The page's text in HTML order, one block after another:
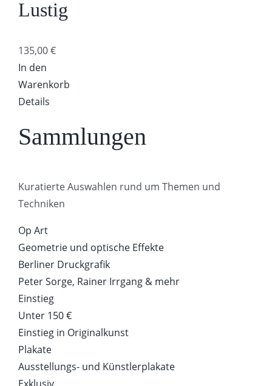
Lustig
135,00€
In den
Warenkorb
Details
Sammlungen
Kuratierte Auswahlen rund um Themen und
Techniken
Op Art
Geometrie und optische Effekte
Berliner Druckgrafik
Peter Sorge, Rainer Irrgang & mehr
Einstieg
Unter 150 €
Einstieg in Originalkunst
Plakate
Ausstellungs- und Künstlerplakate